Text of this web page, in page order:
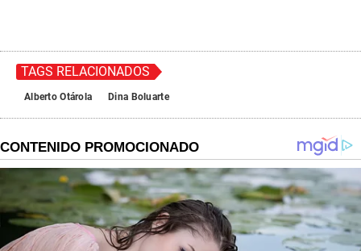
TAGS RELACIONADOS
Alberto Otárola Dina Boluarte